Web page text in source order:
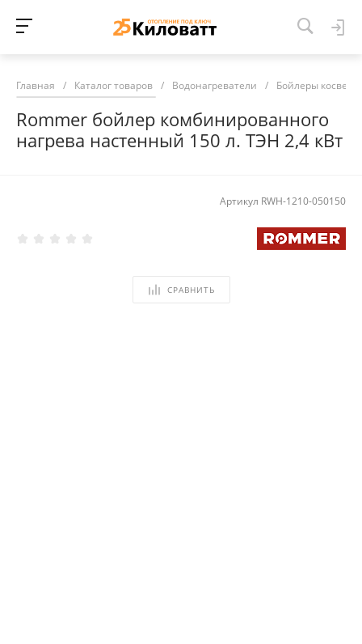
Главная / Каталог товаров / Водонагреватели / Бойлеры
Rommer бойлер комбинированного
нагрева настенный 150 л. ТЭН 2,4 кВт
Артикул RWH-1210-050150
СРАВНИТЬ